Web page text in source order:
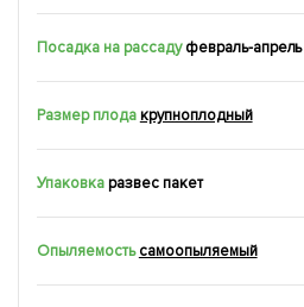
Посадка на рассаду февраль-апрель
Размер плодакрупноплодный
Упаковкаразвес пакет
Опыляемость самоопыляемый